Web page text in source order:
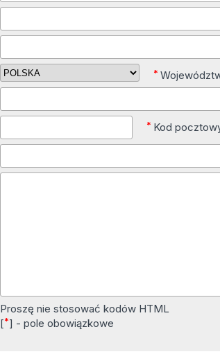
*
* Kod
Proszę nie stosować kodów HTML
[*] - pole obowiązkowe